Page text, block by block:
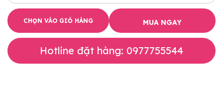
CHỌN VÀO GIỎ HÀNG MUA NGAY
Hotline đặt hàng: 0977755544